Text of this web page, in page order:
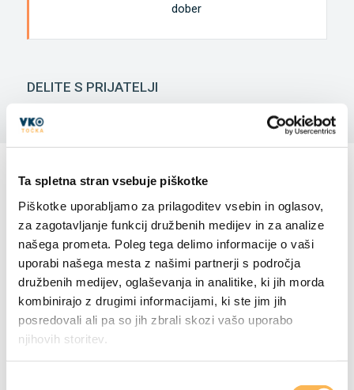
Ta spletna stran vsebuje piškotke
Piškotke uporabljamo za prilagoditev vsebin in oglasov,
za zagotavljanje funkcij družbenih medijev in za analize
našega prometa. Poleg tega delimo informacije o vaši
uporabi našega mesta z našimi partnerji s področja
družbenih medijev, oglaševanja in analitike, ki jih morda
kombinirajo z drugimi informacijami, ki ste jim jih
posredovali ali pa so jih zbrali skozi vašo uporabo
njihovih storitev.
dober
DELITE S PRIJATELJI